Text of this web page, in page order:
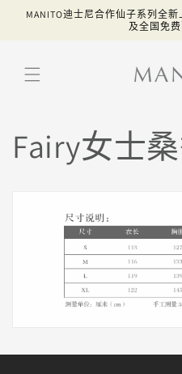
跳到内
MANITO迪士尼合作仙子系列全
及全国免费
Fairy女士